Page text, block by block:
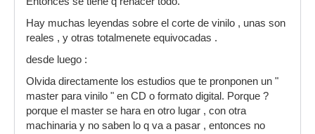
Hay muchas leyendas sobre el corte de vinilo , unas son
reales , y otras totalmenete equivocadas .
desde luego :
Olvida directamente los estudios que te pronponen un "
master para vinilo " en CD o formato digital. Porque ?
porque el master se hara en otro lugar , con otra
machinaria y no saben lo q va a pasar , entonces no